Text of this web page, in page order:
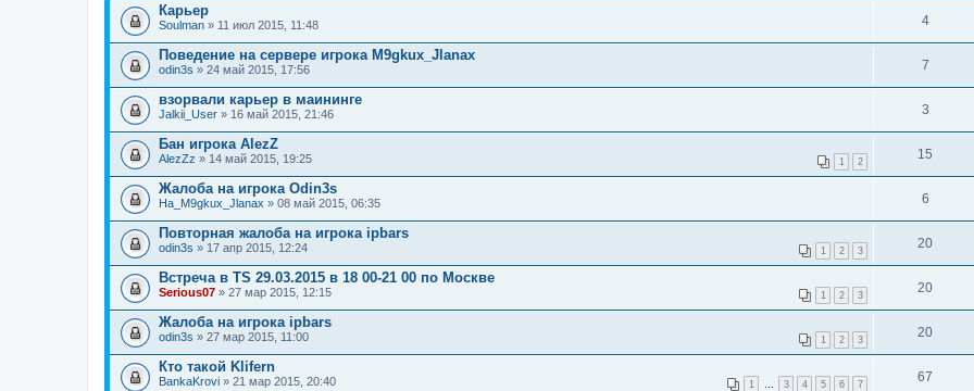
Карьер
Soulman » 11 июл 2015, 11:48 4
Поведение на сервере игрока M9gkux_Jlanax
odin3s » 24 май 2015, 17:56 7
взорвали карьер в маининге
Jalkii_User » 16 май 2015, 21:46 3
Бан игрока AlezZ
1 2
AlezZz » 14 май 2015, 19:25 15
Жалоба на игрока Odin3s
Ha_M9gkux_Jlanax » 08 май 2015, 06:35 6
Повторная жалоба на игрока ipbars
1 2 3
odin3s » 17 апр 2015, 12:24 20
Встреча в TS 29.03.2015 в 18 00-21 00 по Москве
1 2 3
Serious07 » 27 мар 2015, 12:15 20
Жалоба на игрока ipbars
1 2 3
odin3s » 27 мар 2015, 11:00 20
Кто такой Klifern
1 3 4 5 6 7
BankaKrovi » 21 мар 2015, 20:40 67